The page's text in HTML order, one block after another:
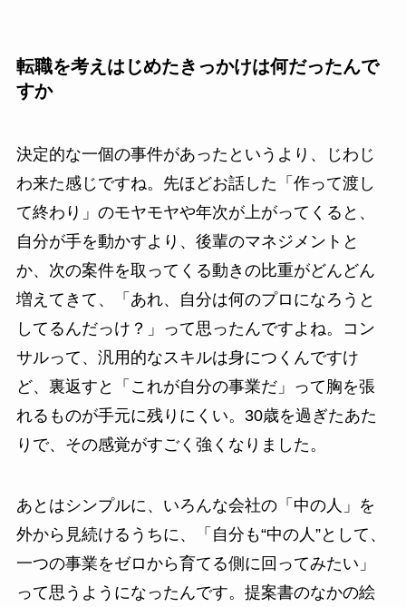
転職を考えはじめたきっかけは何だったんで
すか
決定的な一個の事件があったというより、じわじ
わ来た感じですね。先ほどお話した「作って渡し
て終わり」のモヤモヤや年次が上がってくると、
自分が手を動かすより、後輩のマネジメントと
か、次の案件を取ってくる動きの比重がどんどん
増えてきて、「あれ、自分は何のプロになろうと
してるんだっけ？」って思ったんですよね。コン
サルって、汎用的なスキルは身につくんですけ
ど、裏返すと「これが自分の事業だ」って胸を張
れるものが手元に残りにくい。30歳を過ぎたあた
りで、その感覚がすごく強くなりました。
あとはシンプルに、いろんな会社の「中の人」を
外から見続けるうちに、「自分も“中の人”として、
一つの事業をゼロから育てる側に回ってみたい」
って思うようになったんです。提案書のなかの絵